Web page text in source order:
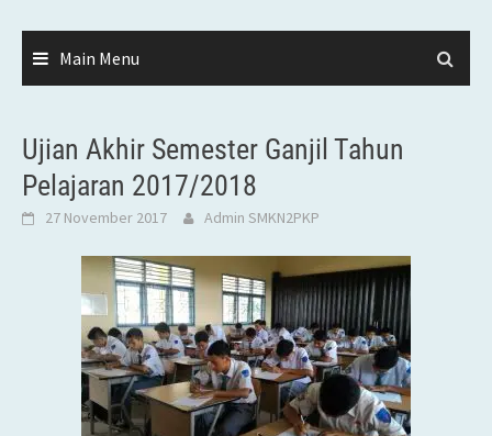
Main Menu
Ujian Akhir Semester Ganjil Tahun
Pelajaran 2017/2018
27 November 2017 Admin SMKN2PKP